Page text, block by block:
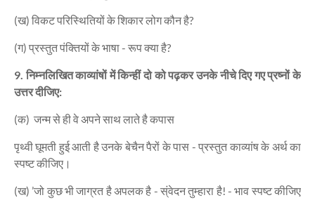
(ख) विकट परिस्थितियों के शिकार लोग कौन है?
(ग) प्रस्तुत पंक्तियों के भाषा - रूप क्या है?
9. निम्नलिखित काव्यांषों में किन्हीं दो को पढ़कर उनके नीचे दिए गए प्रष्नों के
उत्तर दीजिए:
(क) जन्म से ही वे अपने साथ लाते है कपास
पृथ्वी घूमती हुई आती है उनके बेचैन पैरों के पास - प्रस्तुत काव्यांष के अर्थ का
स्पष्ट कीजिए।
(ख) ’जो कुछ भी जाग्रत है अपलक है - स्ंवेदन तुम्हारा है! - भाव स्पष्ट कीजिए